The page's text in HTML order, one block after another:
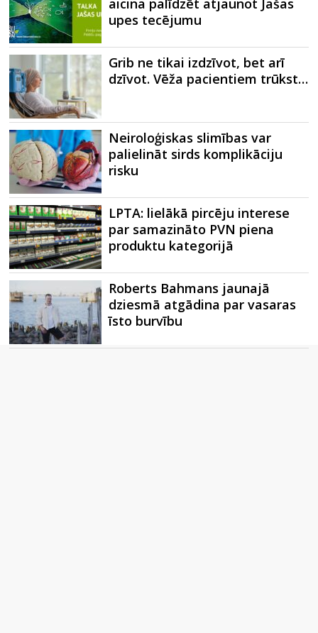
upes tecējumu
Grib ne tikai izdzīvot, bet arī
dzīvot. Vēža pacientiem trūkst…
Neiroloģiskas slimības var
palielināt sirds komplikāciju
risku
LPTA: lielākā pircēju interese
par samazināto PVN piena
produktu kategorijā
Roberts Bahmans jaunajā
dziesmā atgādina par vasaras
īsto burvību